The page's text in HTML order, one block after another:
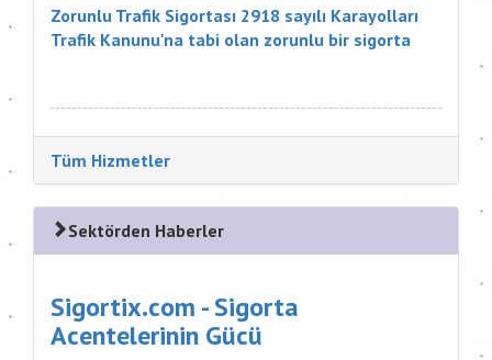
Zorunlu Trafik Sigortası 2918 sayılı Karayolları
Trafik Kanunu'na tabi olan zorunlu bir sigorta
Tüm Hizmetler
Sektörden Haberler
Sigortix.com - Sigorta
Acentelerinin Gücü